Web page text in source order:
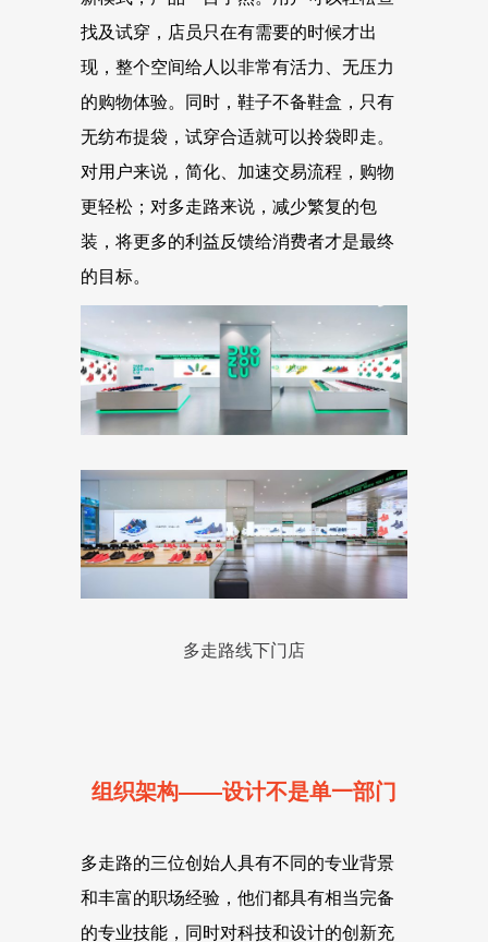
找及试穿，店员只在有需要的时候才出
现，整个空间给人以非常有活力、无压力
的购物体验。同时，鞋子不备鞋盒，只有
无纺布提袋，试穿合适就可以拎袋即走。
对用户来说，简化、加速交易流程，购物
更轻松；对多走路来说，减少繁复的包
装，将更多的利益反馈给消费者才是最终
的目标。
多走路线下门店
组织架构——设计不是单一部门
多走路的三位创始人具有不同的专业背景
和丰富的职场经验，他们都具有相当完备
的专业技能，同时对科技和设计的创新充